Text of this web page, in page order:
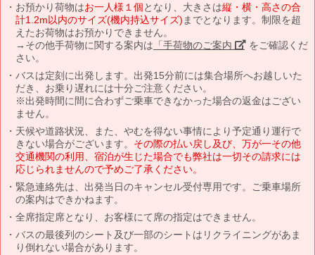
お預かり荷物はお一人様１個となり、大きさは縦・横・高さの合
計1.2m以内のサイズ(機内持込サイズ) までとなります。制限を超
えたお荷物はお預かりできません。
→その他手荷物に関する案内は 「手荷物のご案内」 をご確認くだ
さい。
バスは定刻に出発します。出発15分前には集合場所へお越しいた
だき、お乗り遅れには十分ご注意ください。
※出発時間に間に合わずご乗車できなかった場合の返金はござい
ません。
天候や道路状況、また、やむを得ない事情により予定通り運行で
きない場合がございます。 その際の払い戻し及び、万が一その他
交通機関の利用、宿泊が生じた場合でも弊社は一切その請求には
応じられませんので予めご了承ください。
緊急連絡先は、出発当日のキャンセル受付専用です。ご乗車場所
の案内はできかねます。
全席指定席となり、お客様にて席の指定はできません。
バスの最後列のシート及び一部のシートはリクライニングがあま
り倒れない場合があります。